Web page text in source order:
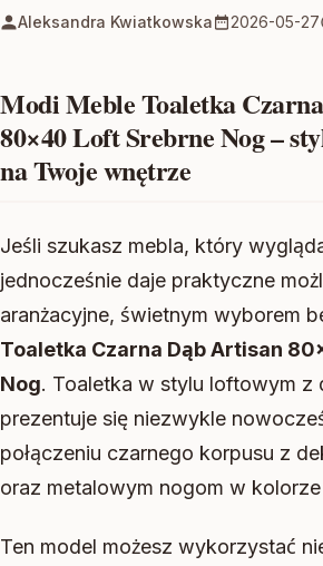
Aleksandra Kwiatkowska 2026-05-27
Modi Meble Toaletka
80×40 Loft Srebrne Nog –
na Twoje wnętrze
Jeśli szukasz mebla, który
jednocześnie daje praktyczne
aranżacyjne, świetnym wyborem
Toaletka Czarna Dąb Artisan
Nog. Toaletka w stylu loftowym z
prezentuje się niezwykle
połączeniu czarnego korpusu z
oraz metalowym nogom w kolorze
Ten model możesz wykorzystać